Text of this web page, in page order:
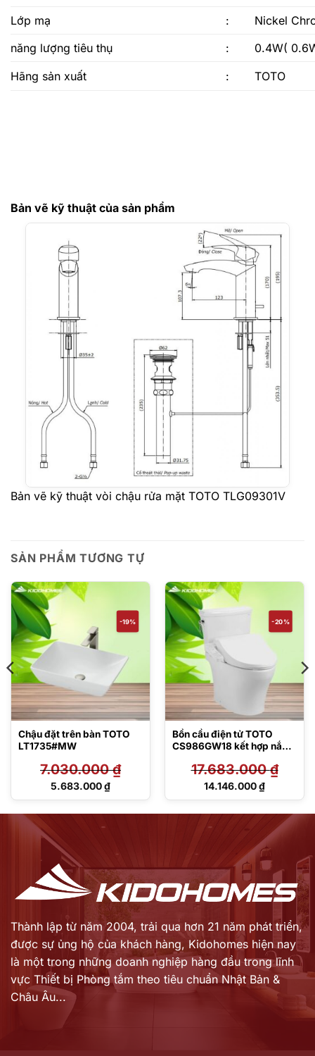
Lớp mạ
:
Nickel
năng lượng tiêu thụ
:
0.4W(
Hãng sản xuất
: TOTO
Bản vẽ kỹ thuật của sản phẩm
Bản vẽ kỹ thuật vòi chậu rửa mặt TOTO TLG09301V
SẢN PHẨM TƯƠNG TỰ
-19%
Chậu đặt trên bàn TOTO
LT1735#MW
7.030.000₫
Giá
5.683.000₫
Giá
-20%
Bồn cầu điện tử TOTO
CS986GW18 kết hợp nắp
TCF23710AAA C2 Simple
17.683.000₫
Giá
17.683.000 ₫.
14.146.000₫
Giá
14.146.000 ₫.
Thành lập từ năm 2004, trải qua hơn 21 năm phát triển,
được sự ủng hộ của khách hàng, Kidohomes hiện nay
là một trong những doanh nghiệp hàng đầu trong lĩnh
vực Thiết bị Phòng tắm theo tiêu chuẩn Nhật Bản &
Châu Âu...